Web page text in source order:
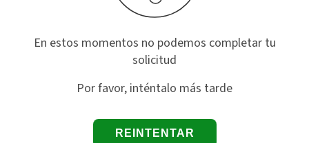
En estos momentos no podemos completar tu
solicitud
Por favor, inténtalo más tarde
REINTENTAR